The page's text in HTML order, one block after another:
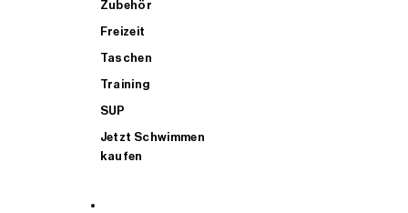
Zubehör
Freizeit
Taschen
Training
SUP
Jetzt Schwimmen
kaufen